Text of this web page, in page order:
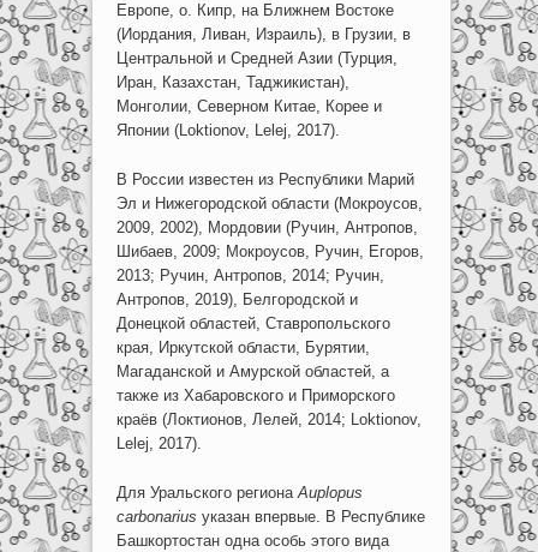
Европе, о. Кипр, на Ближнем Востоке
(Иордания, Ливан, Израиль), в Грузии, в
Центральной и Средней Азии (Турция,
Иран, Казахстан, Таджикистан),
Монголии, Северном Китае, Корее и
Японии (Loktionov, Lelej, 2017).
В России известен из Республики Марий
Эл и Нижегородской области (Мокроусов,
2009, 2002), Мордовии (Ручин, Aнтрoпов,
Шибаев, 2009; Мокроусов, Ручин, Егоров,
2013; Ручин, Aнтрoпов, 2014; Ручин,
Aнтрoпов, 2019), Белгородской и
Донецкой областей, Ставропольского
края, Иркутской области, Бурятии,
Магаданской и Амурской областей, а
также из Хабаровского и Приморского
краёв (Локтионов, Лелей, 2014; Loktionov,
Lelej, 2017).
Для Уральского регионаAuplopus
carbonarius указан впервые. В Республике
Башкортостан одна особь этого вида